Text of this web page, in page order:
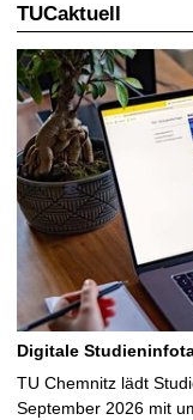
TUCaktuell
Digitale
TU Chemnitz lädt
September 2026 mit